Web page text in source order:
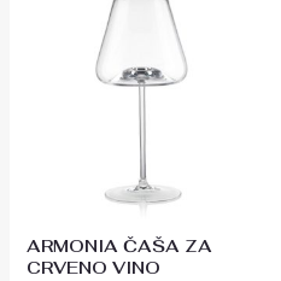
ARMONIA ČAŠA ZA
CRVENO VINO